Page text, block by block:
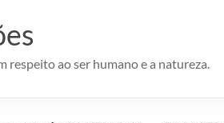
respeito ao ser humano e a natureza.